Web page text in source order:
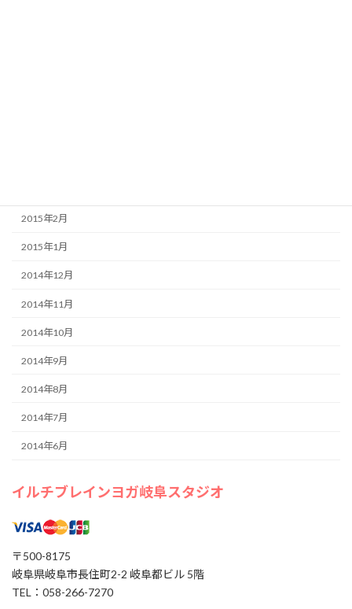
2015年2月
2015年1月
2014年12月
2014年11月
2014年10月
2014年9月
2014年8月
2014年7月
2014年6月
イルチブレインヨガ岐阜スタジオ
〒500-8175
岐阜県岐阜市長住町2-2 岐阜都ビル 5階
TEL：058-266-7270